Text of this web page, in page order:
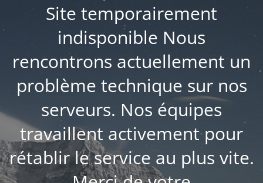
Site temporairement
indisponible Nous
rencontrons actuellement un
problème technique sur nos
serveurs. Nos équipes
travaillent activement pour
rétablir le service au plus vite.